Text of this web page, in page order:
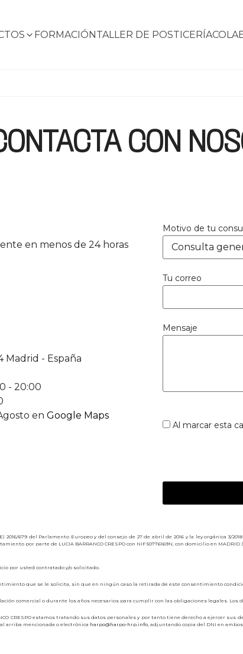
FORMACIÓNTALLER DE POSTICERÍA
CON
en menos de 24 horas
Madrid - España
- 20:00
en Google Maps
Motivo de tu
Tu correo
Mensaje
Al marcar esta
679 del Parlamento Europeo y del consejo de 27 de abril de 2016 y la ley orgánica 3/
por parte de LUCIA BARRANCO CRESPO con NIF 50776169N, con domicilio en MADRID
por usted contratado y/o solicitado.
que se le solicita, sin que en ningún caso la retirada de este consentimiento
comercial o durante los años necesarios para cumplir con las obligaciones legales. Los
CRESPO estamos tratando sus datos personales y por tanto tiene derecho a ejercer
arriba mencionada o electrónica harpo@harpo-hrp.info, adjuntando copia del DNI en